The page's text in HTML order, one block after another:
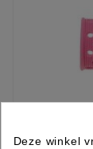
Deze winkel